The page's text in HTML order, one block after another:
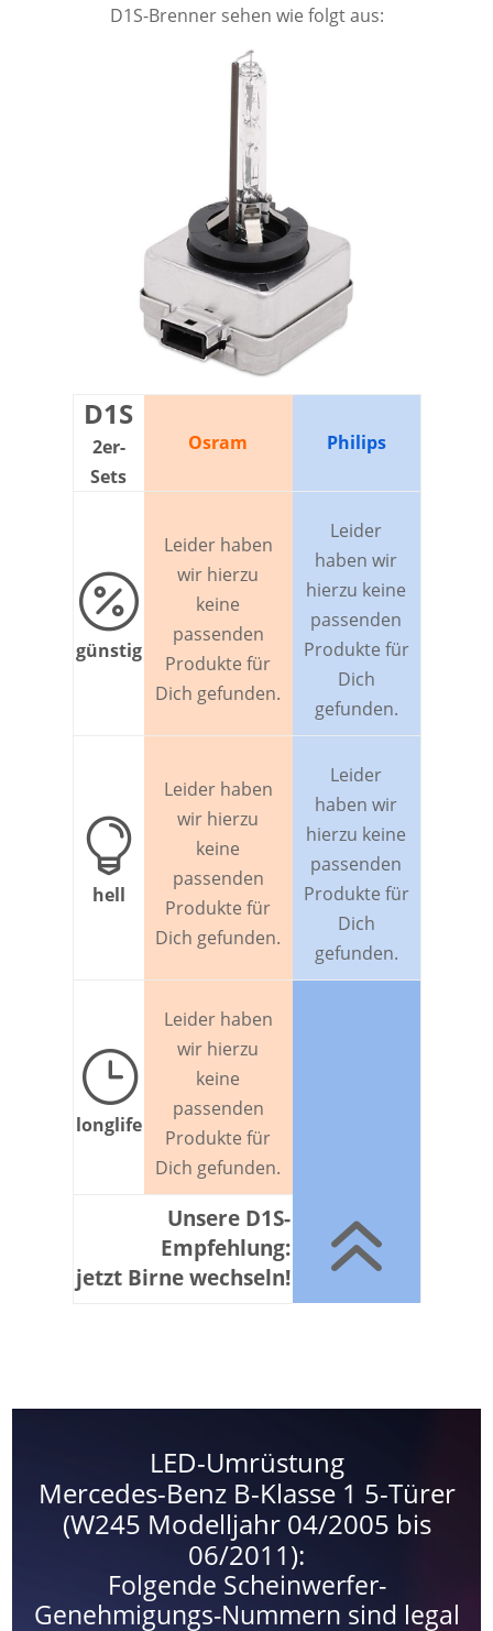
D1S-Brenner sehen wie folgt aus:
D1S
2er-
Sets
Osram Philips

günstig
Leider haben
wir hierzu
keine
passenden
Produkte für
Dich gefunden.
Leider
haben wir
hierzu keine
passenden
Produkte für
Dich
gefunden.

hell
Leider haben
wir hierzu
keine
passenden
Produkte für
Dich gefunden.
Leider
haben wir
hierzu keine
passenden
Produkte für
Dich
gefunden.
}
longlife
Leider haben
wir hierzu
keine
passenden
Produkte für
Dich gefunden.
Unsere D1S-
Empfehlung:
jetzt Birne wechseln!
6
LED-Umrüstung
Mercedes-Benz B-Klasse 1 5-Türer
(W245 Modelljahr 04/2005 bis
06/2011):
Folgende Scheinwerfer-
Genehmigungs-Nummern sind legal